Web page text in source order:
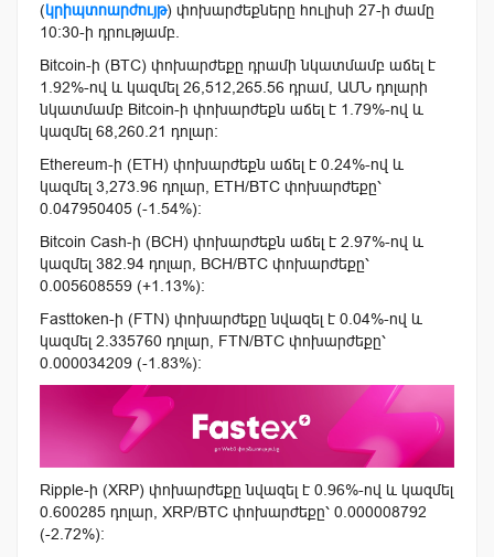
(կրիպտոարժույթ) փոխարժեքները հուլիսի 27-ի ժամը
10:30-ի դրությամբ.
Bitcoin-ի (BTC) փոխարժեքը դրամի նկատմամբ աճել է
1.92%-ով և կազմել 26,512,265.56 դրամ, ԱՄՆ դոլարի
նկատմամբ Bitcoin-ի փոխարժեքն աճել է 1.79%-ով և
կազմել 68,260.21 դոլար:
Ethereum-ի (ETH) փոխարժեքն աճել է 0.24%-ով և
կազմել 3,273.96 դոլար, ETH/BTC փոխարժեքը՝
0.047950405 (-1.54%):
Bitcoin Cash-ի (BCH) փոխարժեքն աճել է 2.97%-ով և
կազմել 382.94 դոլար, BCH/BTC փոխարժեքը՝
0.005608559 (+1.13%):
Fasttoken-ի (FTN) փոխարժեքը նվազել է 0.04%-ով և
կազմել 2.335760 դոլար, FTN/BTC փոխարժեքը՝
0.000034209 (-1.83%):
Ripple-ի (XRP) փոխարժեքը նվազել է 0.96%-ով և կազմել
0.600285 դոլար, XRP/BTC փոխարժեքը՝ 0.000008792
(-2.72%):